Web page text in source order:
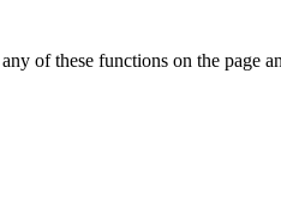
of these functions on the page